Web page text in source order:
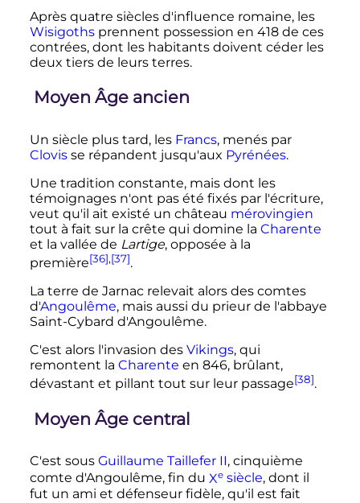
Après quatre siècles d'influence romaine, les
Wisigothsprennent possession en 418 de ces
contrées, dont les habitants doivent céder les
deux tiers de leurs terres.
Moyen Âge ancien
Un siècle plus tard, les Francs, menés par
Clovisse répandent jusqu'aux Pyrénées.
Une tradition constante, mais dont les
témoignages n'ont pas été fixés par l'écriture,
veut qu'il ait existé un château mérovingien
tout à fait sur la crête qui domine la Charente
et la vallée de Lartige, opposée à la
première[36],[37].
La terre de Jarnac relevait alors des comtes
d'Angoulême, mais aussi du prieur de l'abbaye
Saint-Cybard d'Angoulême.
C'est alors l'invasion des Vikings, qui
remontent la Charente en 846, brûlant,
dévastant et pillant tout sur leur passage[38].
Moyen Âge central
C'est sous Guillaume Taillefer II, cinquième
comte d'Angoulême, fin du Xesiècle, dont il
fut un ami et défenseur fidèle, qu'il est fait